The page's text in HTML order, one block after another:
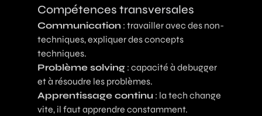
Compétences transversales
Communication : travailler avec des non-
techniques, expliquer des concepts
techniques.
Problème solving : capacité à debugger
et à résoudre les problèmes.
Apprentissage continu : la tech change
vite, il faut apprendre constamment.